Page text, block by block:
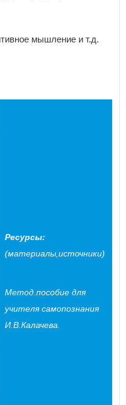
мышление и т.д.
Ресурсы:
(материалы источники)
Метод.пособие для
учителя самопознания
И.В.Калачева.